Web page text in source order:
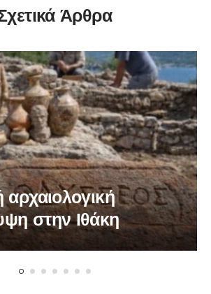
Άρθρα
αρχαιολογική
στην Ιθάκη